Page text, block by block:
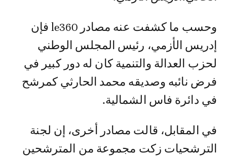
وحسب ما كشفت عنه مصادر le360 فإن
إدريس الأزمي، رئيس المجلس الوطني
لحزب العدالة والتنمية كان له دور كبير في
فرض نائبه وصديقه محمد الحارثي كمرشح
في دائرة فاس الشمالية.
في المقابل، قالت مصادر أخرى، إن لجنة
الترشحيات زكت مجموعة من المترشحين